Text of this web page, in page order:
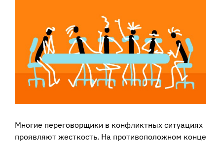
Многие переговорщики в конфликтных ситуациях
проявляют жесткость. На противоположном конце